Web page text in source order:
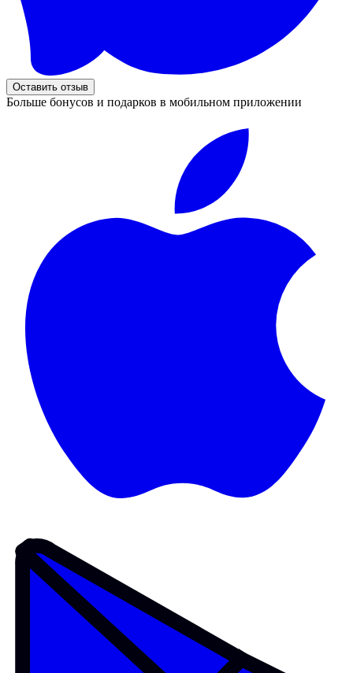
Оставить отзыв
Больше бонусов и подарков в мобильном приложении